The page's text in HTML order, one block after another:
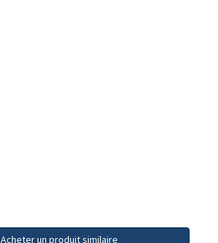
Acheter un produit similaire